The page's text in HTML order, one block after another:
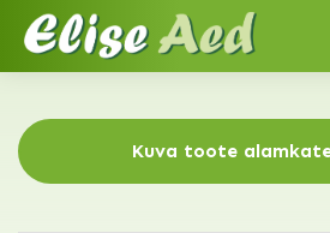
Kuva toote